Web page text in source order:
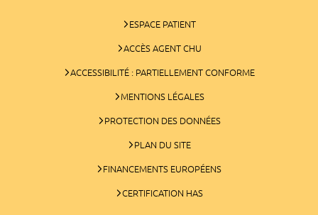
ESPACE PATIENT
ACCÈS AGENT CHU
ACCESSIBILITÉ : PARTIELLEMENT CONFORME
MENTIONS LÉGALES
PROTECTION DES DONNÉES
PLAN DU SITE
FINANCEMENTS EUROPÉENS
CERTIFICATION HAS